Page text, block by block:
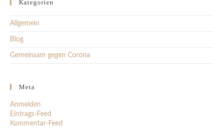
Kategorien
Allgemein
Blog
Gemeinsam gegen Corona
Meta
Anmelden
Eintrags-Feed
Kommentar-Feed